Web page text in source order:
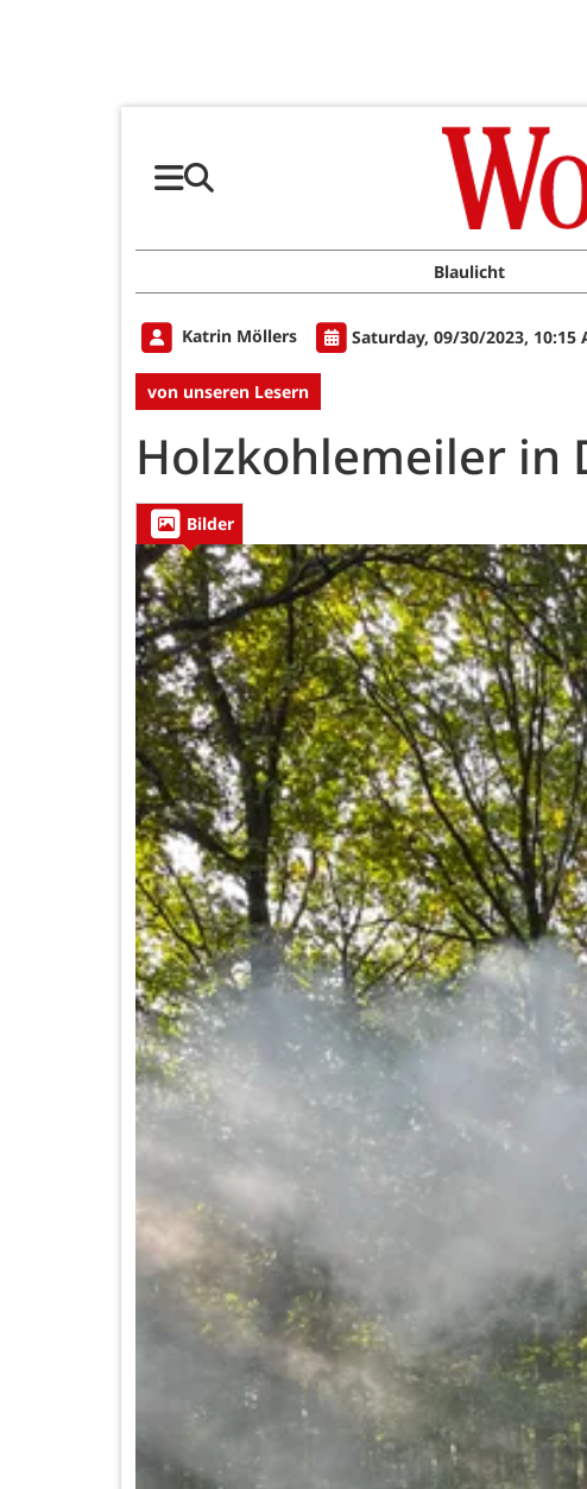
Blaulicht
Katrin Möllers Saturday, 09/30/2023, 10:15
von unseren Lesern
Holzkohlemeiler
Bilder